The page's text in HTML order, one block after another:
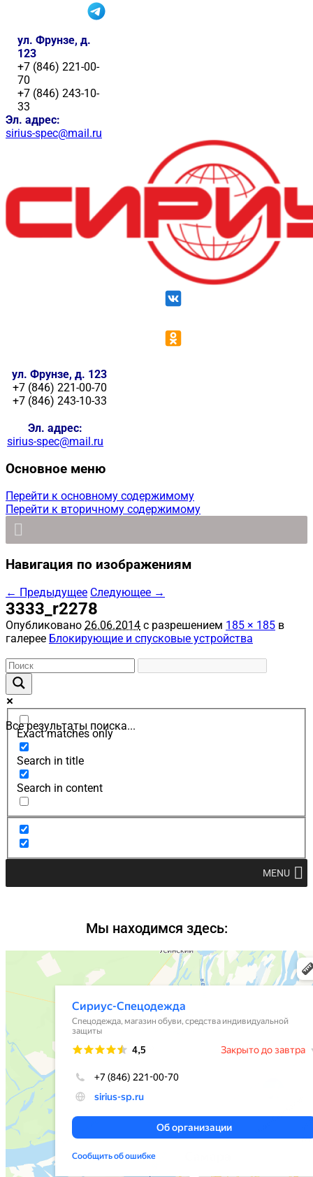
ул. Фрунзе, д.
123
+7 (846) 221-00-
70
+7 (846) 243-10-
33
Эл. адрес:
sirius-spec@mail.ru
ул. Фрунзе, д. 123
+7 (846) 221-00-70
+7 (846) 243-10-33
Эл. адрес:
sirius-spec@mail.ru
Основное меню
Перейти к основному содержимому
Перейти к вторичному содержимому
Навигация по изображениям
← Предыдущее Следующее →
3333_r2278
Опубликовано 26.06.2014 с разрешением 185 × 185 в
галерее Блокирующие и спусковые устройства
Все результаты поиска...
Exact matches only
Search in title
Search in content
MENU
Мы находимся здесь: